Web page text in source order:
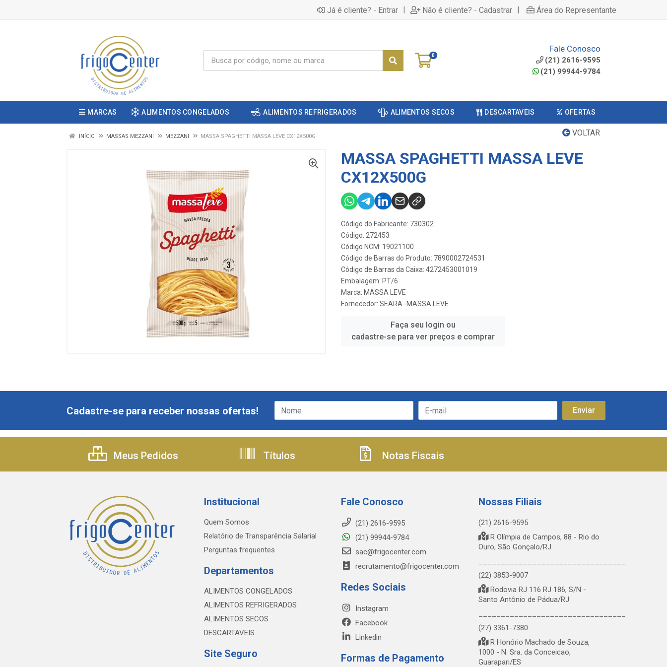
Já é cliente? - Entrar | Não é cliente? - Cadastrar | Área do Representante
0
Fale Conosco
(21) 2616-9595
(21) 99944-9784
MARCAS ALIMENTOS CONGELADOS ALIMENTOS REFRIGERADOS ALIMENTOS SECOS DESCARTAVEIS OFERTAS
VOLTAR
INÍCIO MASSAS MEZZANI MEZZANI MASSA SPAGHETTI MASSA LEVE CX12X500G
MASSA SPAGHETTI MASSA LEVE
CX12X500G
Código do Fabricante: 730302
Código: 272453
Código NCM: 19021100
Código de Barras do Produto: 7890002724531
Código de Barras da Caixa: 4272453001019
Embalagem: PT/6
Marca: MASSA LEVE
Fornecedor: SEARA -MASSA LEVE
Faça seu login ou
cadastre-se para ver preços e comprar
Cadastre-se para receber nossas ofertas!
Meus Pedidos Títulos Notas Fiscais
Institucional
Quem Somos
Relatório de Transparência Salarial
Perguntas frequentes
Departamentos
ALIMENTOS CONGELADOS
ALIMENTOS REFRIGERADOS
ALIMENTOS SECOS
DESCARTAVEIS
Site Seguro
Fale Conosco
(21) 2616-9595
(21) 99944-9784
sac@frigocenter.com
recrutamento@frigocenter.com
Redes Sociais
Instagram
Facebook
Linkedin
Formas de Pagamento
Nossas Filiais
(21) 2616-9595
R Olímpia de Campos, 88 - Rio do
Ouro, São Gonçalo/RJ
(22) 3853-9007
Rodovia RJ 116 RJ 186, S/N -
Santo Antônio de Pádua/RJ
(27) 3361-7380
R Honório Machado de Souza,
1000 - N. Sra. da Conceicao,
Guarapari/ES